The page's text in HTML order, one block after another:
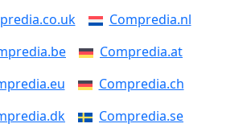
Compredia.nl
Compredia.at
Compredia.ch
Compredia.se